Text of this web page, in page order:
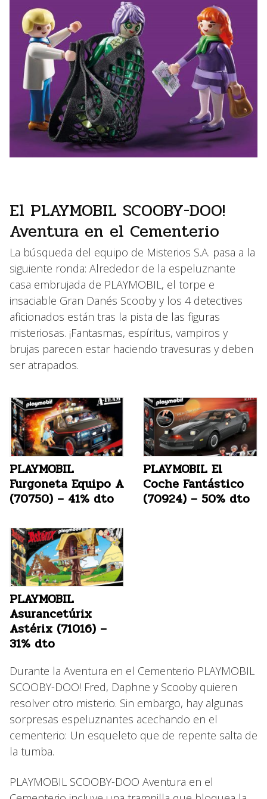
El PLAYMOBIL SCOOBY-DOO!
Aventura en el Cementerio
La búsqueda del equipo de Misterios S.A. pasa a la
siguiente ronda: Alrededor de la espeluznante
casa embrujada de PLAYMOBIL, el torpe e
insaciable Gran Danés Scooby y los 4 detectives
aficionados están tras la pista de las figuras
misteriosas. ¡Fantasmas, espíritus, vampiros y
brujas parecen estar haciendo travesuras y deben
ser atrapados.
PLAYMOBIL
Furgoneta Equipo A
(70750) – 41% dto
PLAYMOBIL El
Coche Fantástico
(70924) – 50% dto
PLAYMOBIL
Asurancetúrix
Astérix (71016) –
31% dto
Durante la Aventura en el Cementerio PLAYMOBIL
SCOOBY-DOO! Fred, Daphne y Scooby quieren
resolver otro misterio. Sin embargo, hay algunas
sorpresas espeluznantes acechando en el
cementerio: Un esqueleto que de repente salta de
la tumba.
PLAYMOBIL SCOOBY-DOO Aventura en el